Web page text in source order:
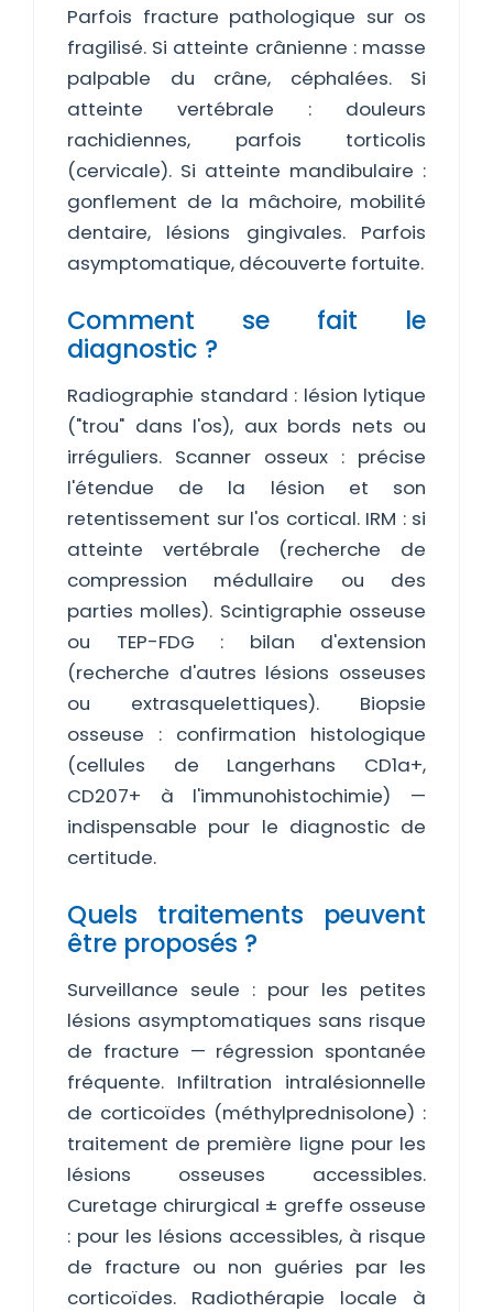
Parfois fracture pathologique sur os
fragilisé. Si atteinte crânienne : masse
palpable du crâne, céphalées. Si
atteinte vertébrale : douleurs
rachidiennes, parfois torticolis
(cervicale). Si atteinte mandibulaire :
gonflement de la mâchoire, mobilité
dentaire, lésions gingivales. Parfois
asymptomatique, découverte fortuite.
Comment se fait le
diagnostic ?
Radiographie standard : lésion lytique
("trou" dans l'os), aux bords nets ou
irréguliers. Scanner osseux : précise
l'étendue de la lésion et son
retentissement sur l'os cortical. IRM : si
atteinte vertébrale (recherche de
compression médullaire ou des
parties molles). Scintigraphie osseuse
ou TEP-FDG : bilan d'extension
(recherche d'autres lésions osseuses
ou extrasquelettiques). Biopsie
osseuse : confirmation histologique
(cellules de Langerhans CD1a+,
CD207+ à l'immunohistochimie) —
indispensable pour le diagnostic de
certitude.
Quels traitements peuvent
être proposés ?
Surveillance seule : pour les petites
lésions asymptomatiques sans risque
de fracture — régression spontanée
fréquente. Infiltration intralésionnelle
de corticoïdes (méthylprednisolone) :
traitement de première ligne pour les
lésions osseuses accessibles.
Curetage chirurgical ± greffe osseuse
: pour les lésions accessibles, à risque
de fracture ou non guéries par les
corticoïdes. Radiothérapie locale à